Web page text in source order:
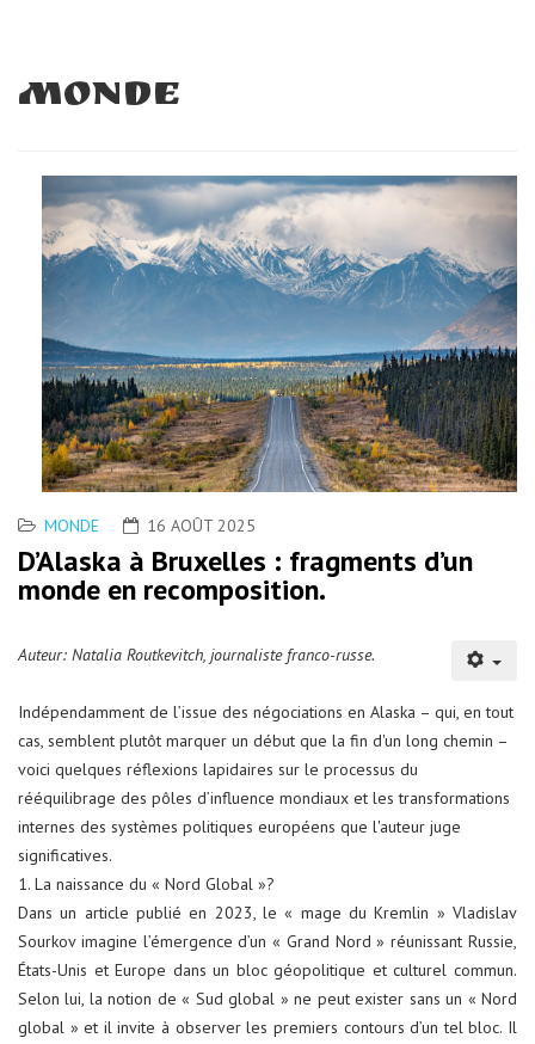
Monde
MONDE 16 AOÛT 2025
D’Alaska à Bruxelles : fragments d’un
monde en recomposition.
Auteur: Natalia Routkevitch, journaliste franco-russe.
Indépendamment de l’issue des négociations en Alaska – qui, en tout
cas, semblent plutôt marquer un début que la fin d'un long chemin –
voici quelques réflexions lapidaires sur le processus du
rééquilibrage des pôles d’influence mondiaux et les transformations
internes des systèmes politiques européens que l'auteur juge
significatives.
1. La naissance du « Nord Global »?
Dans un article publié en 2023, le « mage du Kremlin » Vladislav
Sourkov imagine l’émergence d’un « Grand Nord » réunissant Russie,
États-Unis et Europe dans un bloc géopolitique et culturel commun.
Selon lui, la notion de « Sud global » ne peut exister sans un « Nord
global » et il invite à observer les premiers contours d’un tel bloc. Il